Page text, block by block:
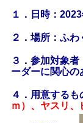
１．日時：
２．場所：ふわ
３．参加対象
ーダーに関心の
４．用意す
ｍ）、ヤスリ